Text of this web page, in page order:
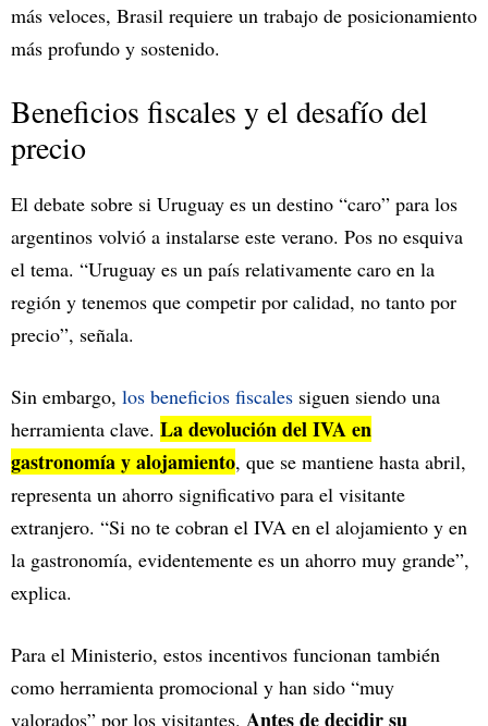
más veloces, Brasil requiere un trabajo de posicionamiento
más profundo y sostenido.
Beneficios fiscales y el desafío del
precio
El debate sobre si Uruguay es un destino “caro” para los
argentinos volvió a instalarse este verano. Pos no esquiva
el tema. “Uruguay es un país relativamente caro en la
región y tenemos que competir por calidad, no tanto por
precio”, señala.
Sin embargo, los beneficios fiscales siguen siendo una
herramienta clave. La devolución del IVA en
gastronomía y alojamiento, que se mantiene hasta abril,
representa un ahorro significativo para el visitante
extranjero. “Si no te cobran el IVA en el alojamiento y en
la gastronomía, evidentemente es un ahorro muy grande”,
explica.
Para el Ministerio, estos incentivos funcionan también
como herramienta promocional y han sido “muy
valorados” por los visitantes. Antes de decidir su